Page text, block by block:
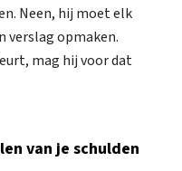
Neen, hij moet elk
verslag opmaken.
mag hij voor dat
van je schulden